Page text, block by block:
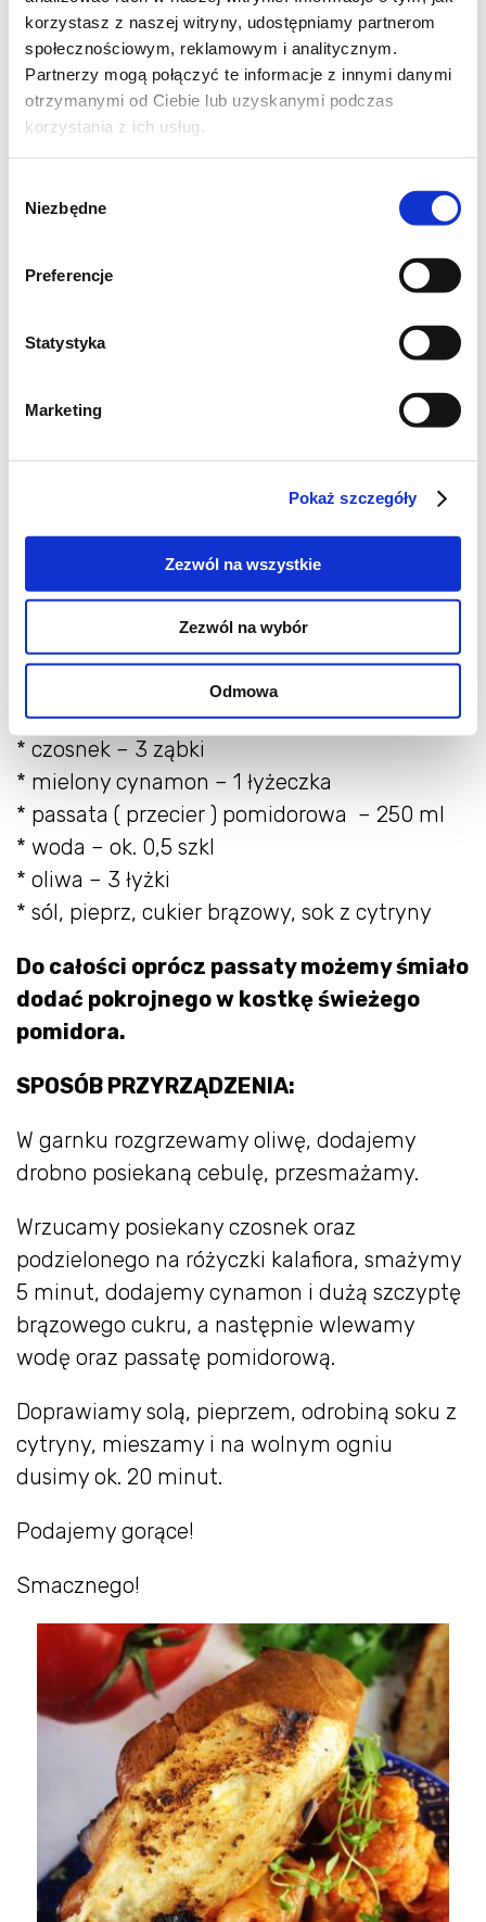
korzystasz z naszej witryny, udostępniamy partnerom
społecznościowym, reklamowym i analitycznym.
Partnerzy mogą połączyć te informacje z innymi danymi
otrzymanymi od Ciebie lub uzyskanymi podczas
korzystania z ich usług.
zgody
Niezbędne
Preferencje
Statystyka
Marketing
Pokaż szczegóły
Zezwól na wszystkie
Zezwól na wybór
Odmowa
* cebula – 1 szt
* czosnek – 3 ząbki
* mielony cynamon – 1 łyżeczka
* passata ( przecier ) pomidorowa – 250 ml
* woda – ok. 0,5 szkl
* oliwa – 3 łyżki
* sól, pieprz, cukier brązowy, sok z cytryny
Do całości oprócz passaty możemy śmiało
dodać pokrojnego w kostkę świeżego
pomidora.
SPOSÓB PRZYRZĄDZENIA:
W garnku rozgrzewamy oliwę, dodajemy
drobno posiekaną cebulę, przesmażamy.
Wrzucamy posiekany czosnek oraz
podzielonego na różyczki kalafiora, smażymy
5 minut, dodajemy cynamon i dużą szczyptę
brązowego cukru, a następnie wlewamy
wodę oraz passatę pomidorową.
Doprawiamy solą, pieprzem, odrobiną soku z
cytryny, mieszamy i na wolnym ogniu
dusimy ok. 20 minut.
Podajemy gorące!
Smacznego!